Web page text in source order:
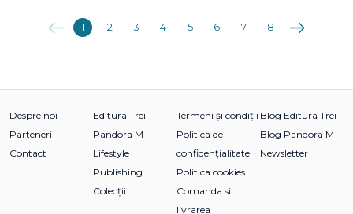
Anterioara
1 2 3 4 5 6 7 8 Următoarea
Despre noi
Parteneri
Contact
Editura Trei
Pandora M
Lifestyle
Publishing
Colecții
Termeni și condiții
Politica de
confidențialitate
Politica cookies
Comanda si
livrarea
Blog Editura Trei
Blog Pandora M
Newsletter